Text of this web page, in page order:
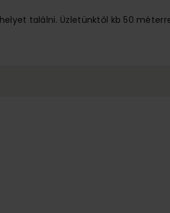
találni. Üzletünktől kb 50